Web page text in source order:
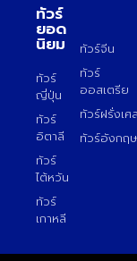
ทัวร์
ยอด
นิยม
ทัวร์
ญี่ปุ่น
ทัวร์
อิตาลี
ทัวร์
ไต้หวัน
ทัวร์
เกาหลี
ทัวร์จีน
ทัวร์
ออสเตรีย
ทัวร์ฝรั่งเศ
ทัวร์อังกฤษ